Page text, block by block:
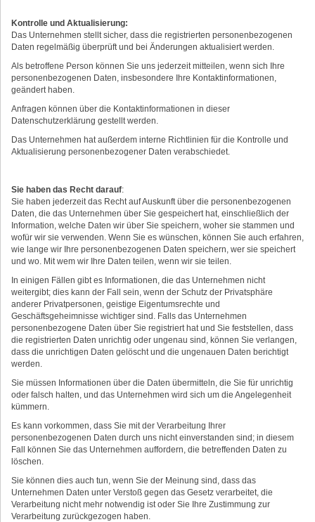
Kontrolle und Aktualisierung:
Das Unternehmen stellt sicher, dass die registrierten personenbezogenen
Daten regelmäßig überprüft und bei Änderungen aktualisiert werden.
Als betroffene Person können Sie uns jederzeit mitteilen, wenn sich Ihre
personenbezogenen Daten, insbesondere Ihre Kontaktinformationen,
geändert haben.
Anfragen können über die Kontaktinformationen in dieser
Datenschutzerklärung gestellt werden.
Das Unternehmen hat außerdem interne Richtlinien für die Kontrolle und
Aktualisierung personenbezogener Daten verabschiedet.
Sie haben das Recht darauf:
Sie haben jederzeit das Recht auf Auskunft über die personenbezogenen
Daten, die das Unternehmen über Sie gespeichert hat, einschließlich der
Information, welche Daten wir über Sie speichern, woher sie stammen und
wofür wir sie verwenden. Wenn Sie es wünschen, können Sie auch erfahren,
wie lange wir Ihre personenbezogenen Daten speichern, wer sie speichert
und wo. Mit wem wir Ihre Daten teilen, wenn wir sie teilen.
In einigen Fällen gibt es Informationen, die das Unternehmen nicht
weitergibt; dies kann der Fall sein, wenn der Schutz der Privatsphäre
anderer Privatpersonen, geistige Eigentumsrechte und
Geschäftsgeheimnisse wichtiger sind. Falls das Unternehmen
personenbezogene Daten über Sie registriert hat und Sie feststellen, dass
die registrierten Daten unrichtig oder ungenau sind, können Sie verlangen,
dass die unrichtigen Daten gelöscht und die ungenauen Daten berichtigt
werden.
Sie müssen Informationen über die Daten übermitteln, die Sie für unrichtig
oder falsch halten, und das Unternehmen wird sich um die Angelegenheit
kümmern.
Es kann vorkommen, dass Sie mit der Verarbeitung Ihrer
personenbezogenen Daten durch uns nicht einverstanden sind; in diesem
Fall können Sie das Unternehmen auffordern, die betreffenden Daten zu
löschen.
Sie können dies auch tun, wenn Sie der Meinung sind, dass das
Unternehmen Daten unter Verstoß gegen das Gesetz verarbeitet, die
Verarbeitung nicht mehr notwendig ist oder Sie Ihre Zustimmung zur
Verarbeitung zurückgezogen haben.